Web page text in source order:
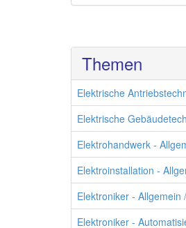
Themen
Elektrische
Elektrische
Elektrohandwerk -
Elektroinstallation -
Elektroniker - Allgemein
Elektroniker -